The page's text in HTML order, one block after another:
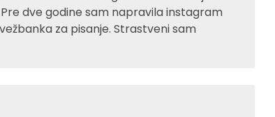
dve godine sam napravila instagram
za pisanje. Strastveni sam